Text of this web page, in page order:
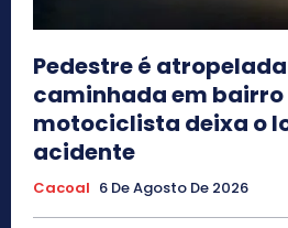
Pedestre é
caminhada em bairro
motociclista deixa o
acidente
Cacoal 6 De Agosto De 2026